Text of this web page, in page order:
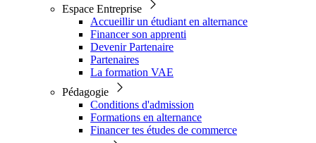
Espace Entreprise
Accueillir un étudiant en alternance
Financer son apprenti
Devenir Partenaire
Partenaires
La formation VAE
Pédagogie
Conditions d'admission
Formations en alternance
Financer tes études de commerce